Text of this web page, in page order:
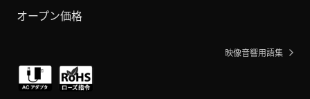
オープン価格
映像音響用語集